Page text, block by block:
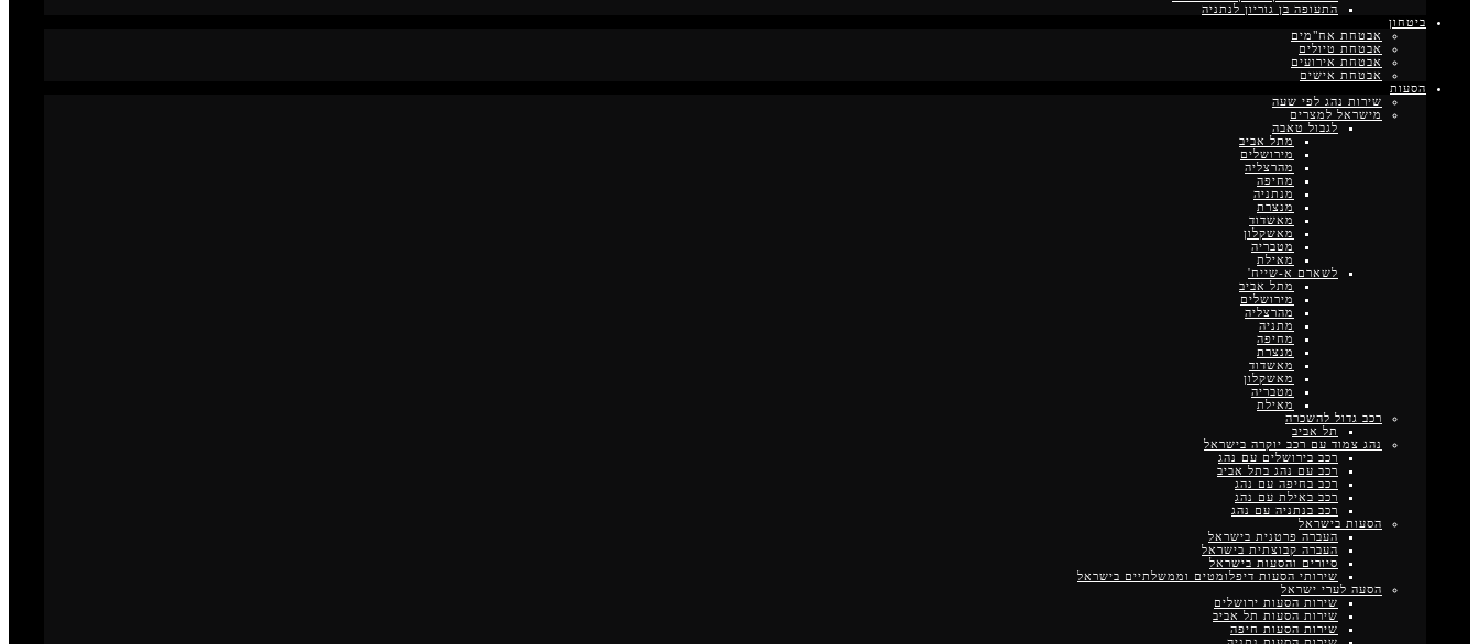
התעופה בן גוריון לנתניה
ביטחון
אבטחת אח"מים
אבטחת טיולים
אבטחת אירועים
אבטחת אישים
הסעות
שירות נהג לפי שעה
מישראל למצרים
לגבול טאבה
מתל אביב
מירושלים
מהרצליה
מחיפה
מנתניה
מנצרת
מאשדוד
מאשקלון
מטבריה
מאילת
לשארם א-שייח'
מתל אביב
מירושלים
מהרצליה
מתניה
מחיפה
מנצרת
מאשדוד
מאשקלון
מטבריה
מאילת
רכב גדול להשכרה
תל אביב
נהג צמוד עם רכב יוקרה בישראל
רכב בירושלים עם נהג
רכב עם נהג בתל אביב
רכב בחיפה עם נהג
רכב באילת עם נהג
רכב בנתניה עם נהג
הסעות בישראל
העברה פרטנית בישראל
העברה קבוצתית בישראל
סיורים והסעות בישראל
שירותי הסעות דיפלומטים וממשלתיים בישראל
הסעה לערי ישראל
שירות הסעות ירושלים
שירות הסעות תל אביב
שירות הסעות חיפה